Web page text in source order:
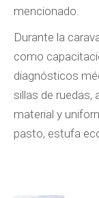
mencionado.
Durante la
como
diagnósticos
sillas de ruedas,
material y
pasto, estufa